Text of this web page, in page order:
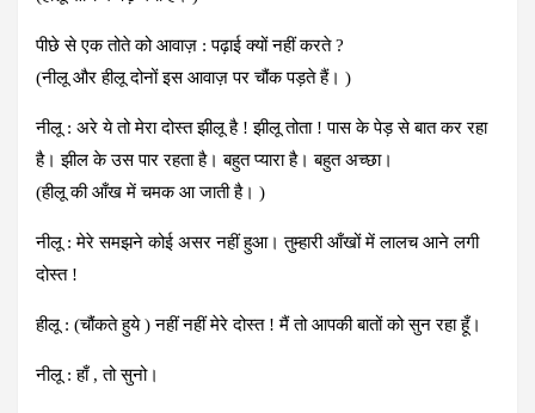
पीछे से एक तोते को आवाज़ : पढ़ाई क्यों नहीं करते ?
(नीलू और हीलू दोनों इस आवाज़ पर चौंक पड़ते हैं। )
नीलू : अरे ये तो मेरा दोस्त झीलू है ! झीलू तोता ! पास के पेड़ से बात कर रहा
है। झील के उस पार रहता है। बहुत प्यारा है। बहुत अच्छा।
(हीलू की आँख में चमक आ जाती है। )
नीलू : मेरे समझने कोई असर नहीं हुआ। तुम्हारी आँखों में लालच आने लगी
दोस्त !
हीलू : (चौंकते हुये ) नहीं नहीं मेरे दोस्त ! मैं तो आपकी बातों को सुन रहा हूँ।
नीलू : हाँ , तो सुनो।